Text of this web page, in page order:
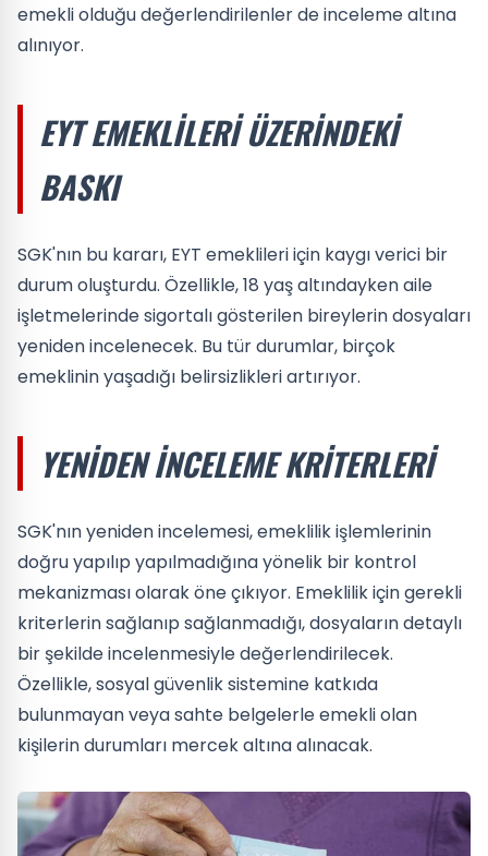
emekli olduğu değerlendirilenler de inceleme altına
alınıyor.
EYT EMEKLILERI ÜZERINDEKI
BASKI
SGK'nın bu kararı, EYT emeklileri için kaygı verici bir
durum oluşturdu. Özellikle, 18 yaş altındayken aile
işletmelerinde sigortalı gösterilen bireylerin dosyaları
yeniden incelenecek. Bu tür durumlar, birçok
emeklinin yaşadığı belirsizlikleri artırıyor.
YENIDEN İNCELEME KRITERLERI
SGK'nın yeniden incelemesi, emeklilik işlemlerinin
doğru yapılıp yapılmadığına yönelik bir kontrol
mekanizması olarak öne çıkıyor. Emeklilik için gerekli
kriterlerin sağlanıp sağlanmadığı, dosyaların detaylı
bir şekilde incelenmesiyle değerlendirilecek.
Özellikle, sosyal güvenlik sistemine katkıda
bulunmayan veya sahte belgelerle emekli olan
kişilerin durumları mercek altına alınacak.